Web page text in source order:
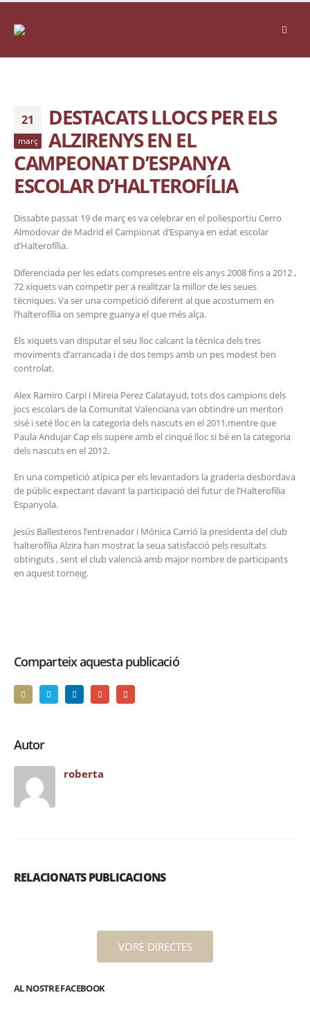
21
març
DESTACATS LLOCS PER ELS
ALZIRENYS EN EL
CAMPEONAT D’ESPANYA
ESCOLAR D’HALTEROFÍLIA
Dissabte passat 19 de març es va celebrar en el poliesportiu Cerro
Almodovar de Madrid el Campionat d’Espanya en edat escolar
d’Halterofília.
Diferenciada per les edats compreses entre els anys 2008 fins a 2012 ,
72 xiquets van competir per a realitzar la millor de les seues
tècniques. Va ser una competició diferent al que acostumem en
l’halterofília on sempre guanya el que més alça.
Els xiquets van disputar el seu lloc calcant la tècnica dels tres
moviments d’arrancada i de dos temps amb un pes modest ben
controlat.
Alex Ramiro Carpi i Mireia Perez Calatayud, tots dos campions dels
jocs escolars de la Comunitat Valenciana van obtindre un meritori
sisé i seté lloc en la categoria dels nascuts en el 2011,mentre que
Paula Andujar Cap els supere amb el cinqué lloc si bé en la categoria
dels nascuts en el 2012.
En una competició atípica per els levantadors la graderia desbordava
de públic expectant davant la participació del futur de l’Halterofília
Espanyola.
Jesús Ballesteros l’entrenador i Mónica Carrió la presidenta del club
halterofília Alzira han mostrat la seua satisfacció pels resultats
obtinguts , sent el club valencià amb major nombre de participants
en aquest torneig.
Comparteix aquesta publicació
Autor
roberta
RELACIONATS PUBLICACIONS
VORE DIRECTES
AL NOSTRE FACEBOOK